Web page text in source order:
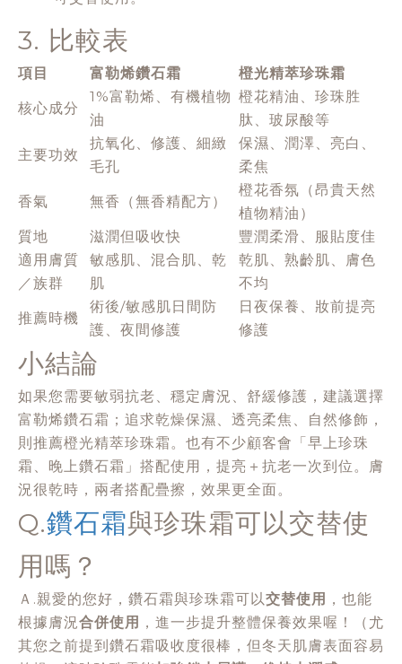
3. 比較表
項目 富勒烯鑽石霜 橙光精萃珍珠霜
核心成分
1%富勒烯、有機植物
油
橙花精油、珍珠胜
肽、玻尿酸等
主要功效
抗氧化、修護、細緻
毛孔
保濕、潤澤、亮白、
柔焦
香氣 無香（無香精配方）
橙花香氛（昂貴天然
植物精油）
質地
滋潤但吸收快
豐潤柔滑、服貼度佳
適用膚質
／族群
敏感肌、混合肌、乾
肌
乾肌、熟齡肌、膚色
不均
推薦時機
術後/敏感肌日間防
護、夜間修護
日夜保養、妝前提亮
修護
小結論
如果您需要敏弱抗老、穩定膚況、舒緩修護，建議選擇
富勒烯鑽石霜；追求乾燥保濕、透亮柔焦、自然修飾，
則推薦橙光精萃珍珠霜。也有不少顧客會「早上珍珠
霜、晚上鑽石霜」搭配使用，提亮＋抗老一次到位。膚
況很乾時，兩者搭配疊擦，效果更全面。
Q.鑽石霜與珍珠霜可以交替使
用嗎？
Ａ.親愛的您好，鑽石霜與珍珠霜可以交替使用 ，也能
根據膚況合併使用 ，進一步提升整體保養效果喔！（尤
其您之前提到鑽石霜吸收度很棒，但冬天肌膚表面容易